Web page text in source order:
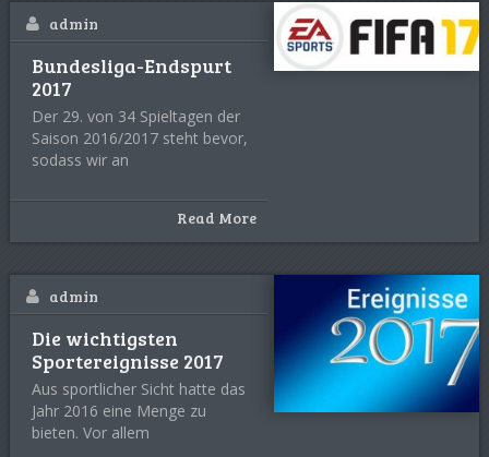
admin
Bundesliga-Endspurt
2017
Der 29. von 34 Spieltagen der
Saison 2016/2017 steht bevor,
sodass wir an
Read More
admin
Die wichtigsten
Sportereignisse 2017
Aus sportlicher Sicht hatte das
Jahr 2016 eine Menge zu
bieten. Vor allem